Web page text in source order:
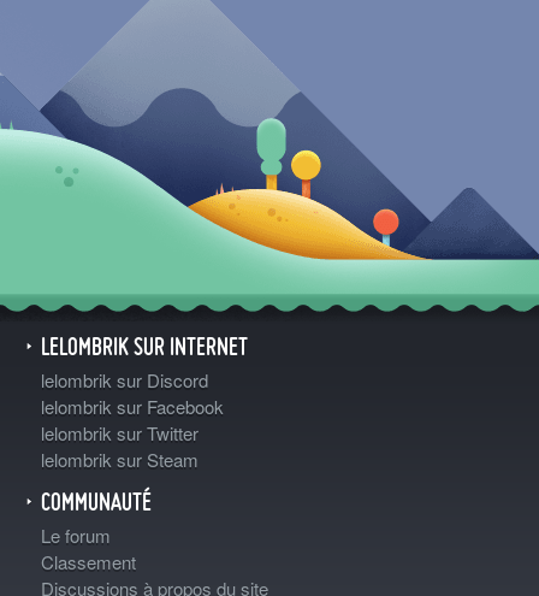
LELOMBRIK SUR INTERNET
lelombrik sur Discord
lelombrik sur Facebook
lelombrik sur Twitter
lelombrik sur Steam
COMMUNAUTÉ
Le forum
Classement
Discussions à propos du site